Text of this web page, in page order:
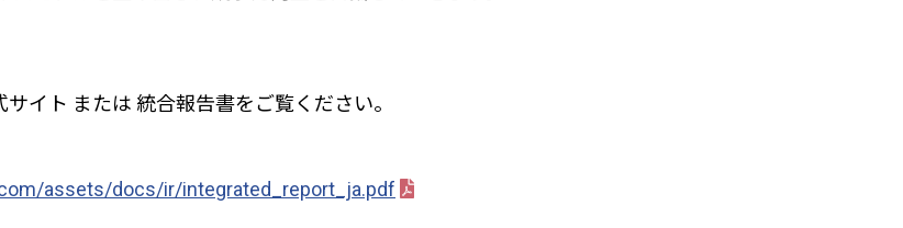
イト または 統合報告書をご覧ください。
assets/docs/ir/integrated_report_ja.pdf